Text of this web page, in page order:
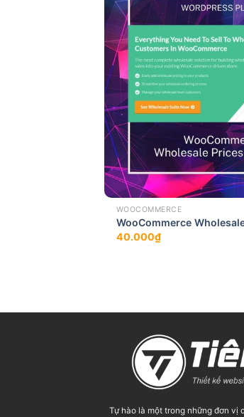
WOOCOMMERCE
WooCommerce
40.000₫
Tự hào là một trong những đơn vị